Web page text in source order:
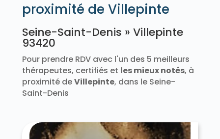
proximité de Villepinte
Seine-Saint-Denis » Villepinte
93420
Pour prendre RDV avec l'un des 5 meilleurs
thérapeutes, certifiés et les mieux notés, à
proximité deVillepinte, dans le Seine-
Saint-Denis